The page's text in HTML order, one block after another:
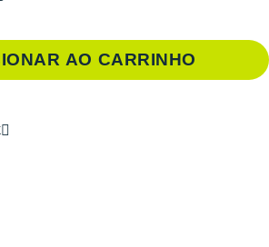
AO CARRINHO